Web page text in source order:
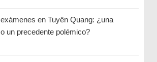
en Tuyên Quang: ¿una
un precedente polémico?